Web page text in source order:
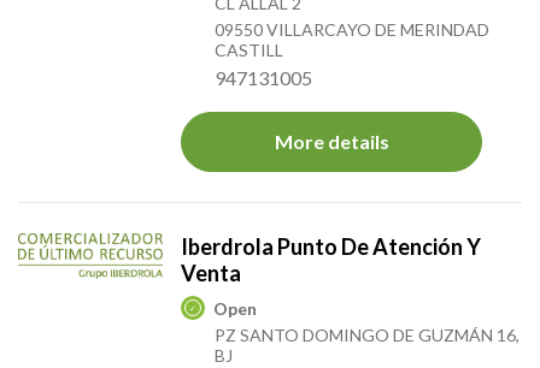
09550 VILLARCAYO DE MERINDAD
CASTILL
947131005
More details
Iberdrola Punto De Atención Y
Venta
Open
PZ SANTO DOMINGO DE GUZMÁN 16,
BJ